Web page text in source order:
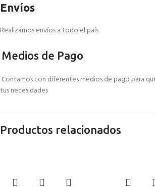
Envíos
Realizamos envíos a todo el país
Medios de Pago
Contamos con diferentes medios de pago para
tus necesidades
Productos relacionados